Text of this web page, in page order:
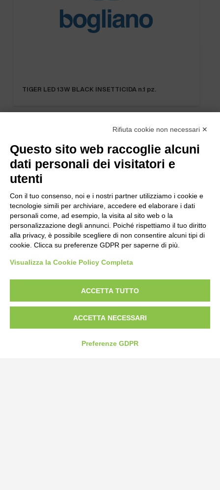
TIGER LED 13W BLACK INSETTICIDA n.1 pz.
Strada Statale 231 Alba-Bra
Tel:0172-478161
Rifiuta cookie non necessari ✕
Questo sito web raccoglie alcuni
dati personali dei visitatori e
utenti
Con il tuo consenso, noi e i nostri partner utilizziamo i cookie e
tecnologie simili per archiviare, accedere ed elaborare i dati
personali come, ad esempio, la visita al sito web o la
personalizzazione degli annunci. Poiché rispettiamo il tuo diritto
alla privacy, è possibile scegliere di non consentire alcuni tipi di
cookie. Clicca su preferenze GDPR per saperne di più.
Visualizza la Cookie Policy Completa
ACCETTA TUTTO
ACCETTA NECESSARI
Preferenze GDPR